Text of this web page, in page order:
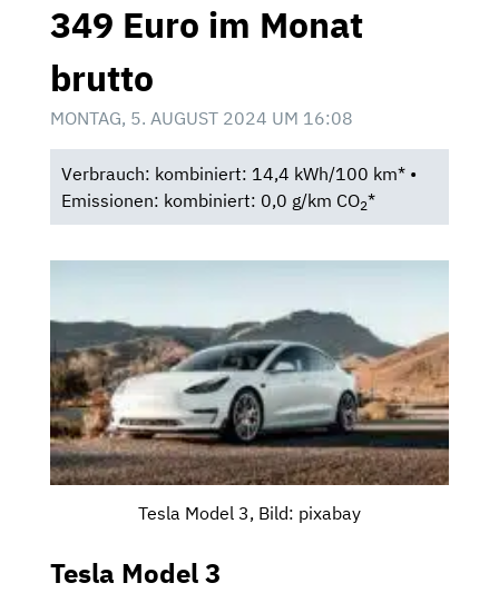
349 Euro im Monat
brutto
MONTAG, 5. AUGUST 2024 UM 16:08
Verbrauch: kombiniert: 14,4 kWh/100 km* •
Emissionen: kombiniert: 0,0 g/km CO2*
Tesla Model 3, Bild: pixabay
Tesla Model 3